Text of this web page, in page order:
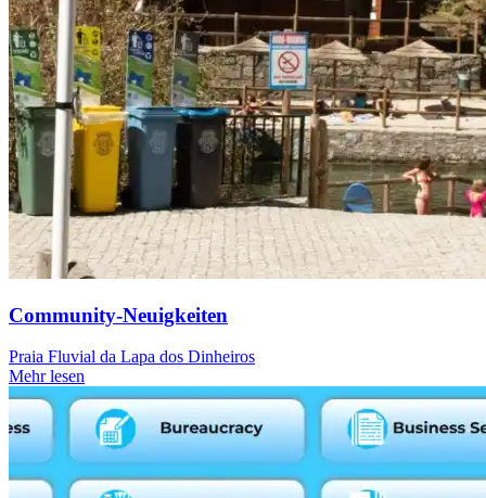
Community-Neuigkeiten
Praia Fluvial da Lapa dos Dinheiros
Mehr lesen